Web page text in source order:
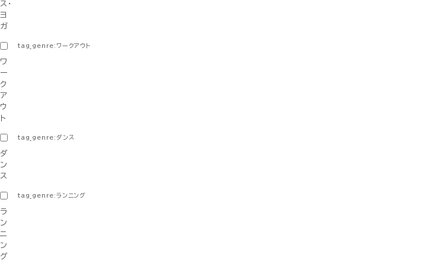
ス・
ヨ
ガ
tag_genre:ワークアウト
ワ
ー
ク
ア
ウ
ト
tag_genre:ダンス
ダ
ン
ス
tag_genre:ランニング
ラ
ン
ニ
ン
グ